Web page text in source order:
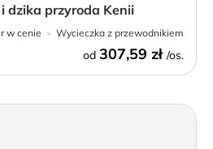
dzika przyroda Kenii
w cenie Wycieczka z przewodnikiem
od 307,59 zł /os.